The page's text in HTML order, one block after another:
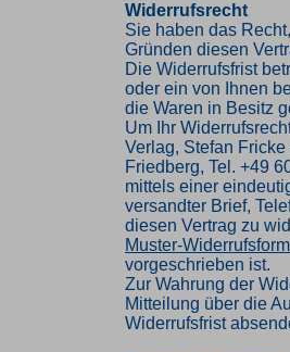
Widerrufsrecht
Sie haben das
Gründen diesen
Die Widerrufsfrist
oder ein von Ihnen
die Waren in Besitz
Um Ihr
Verlag, Stefan
Friedberg, Tel. +49
mittels einer
versandter Brief,
diesen Vertrag zu
Muster-
vorgeschrieben ist.
Zur Wahrung der
Mitteilung über die
Widerrufsfrist